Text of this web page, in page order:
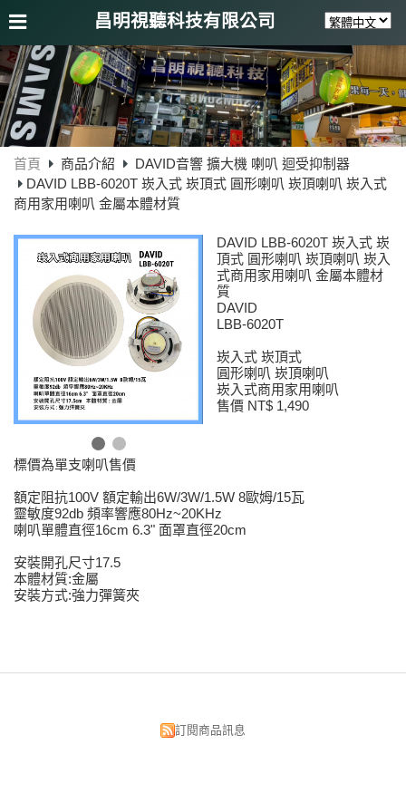
昌明視聽科技有限公司
首頁 商品介紹
DAVID音響 擴大機 喇叭 迴受抑制器
DAVID LBB-6020T 崁入式 崁頂式 圓形喇叭 崁頂喇叭 崁入式
商用家用喇叭 金屬本體材質
DAVID LBB-6020T 崁入式 崁
頂式 圓形喇叭 崁頂喇叭 崁入
式商用家用喇叭 金屬本體材
質
DAVID
LBB-6020T
崁入式 崁頂式
圓形喇叭 崁頂喇叭
崁入式商用家用喇叭
售價 NT$ 1,490
標價為單支喇叭售價
額定阻抗100V 額定輸出6W/3W/1.5W 8歐姆/15瓦
靈敏度92db 頻率響應80Hz~20KHz
喇叭單體直徑16cm 6.3" 面罩直徑20cm
安裝開孔尺寸17.5
本體材質:金屬
安裝方式:強力彈簧夾
訂閱商品訊息